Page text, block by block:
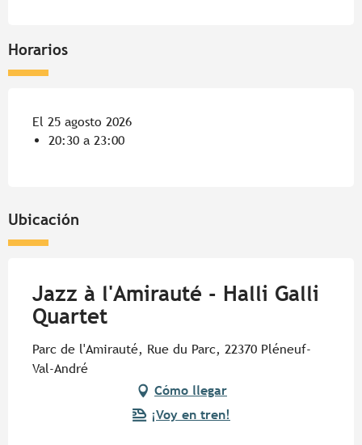
Horarios
El 25 agosto 2026
20:30 a 23:00
Ubicación
Jazz à l'Amirauté - Halli Galli
Quartet
Parc de l'Amirauté, Rue du Parc, 22370 Pléneuf-
Val-André
Cómo llegar
¡Voy en tren!